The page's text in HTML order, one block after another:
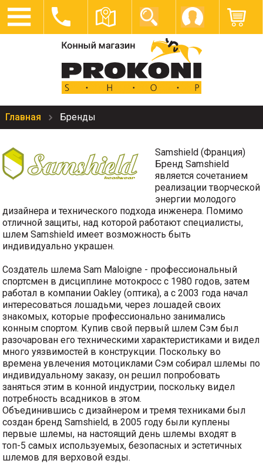
Главная Бренды
Samshield (Франция)
Бренд Samshield
является сочетанием
реализации творческой
энергии молодого
дизайнера и технического подхода инженера. Помимо
отличной защиты, над которой работают специалисты,
шлем Samshield имеет возможность быть
индивидуально украшен.
Создатель шлема Sam Maloigne - профессиональный
спортсмен в дисциплине мотокросс с 1980 годов, затем
работал в компании Oakley (оптика), а с 2003 года начал
интересоваться лошадьми, через лошадей своих
знакомых, которые профессионально занимались
конным спортом. Купив свой первый шлем Сэм был
разочарован его техническими характеристиками и видел
много уязвимостей в конструкции. Поскольку во
времена увлечения мотоциклами Сэм собирал шлемы по
индивидуальному заказу, он решил попробовать
заняться этим в конной индустрии, поскольку видел
потребность всадников в этом.
Объединившись с дизайнером и тремя техниками был
создан бренд Samshield, в 2005 году были куплены
первые шлемы, на настоящий день шлемы входят в
топ-5 самых используемых, безопасных и эстетичных
шлемов для верховой езды.